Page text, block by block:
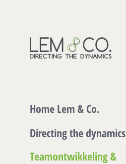
Home Lem & Co.
Directing the dynamics
Teamontwikkeling &